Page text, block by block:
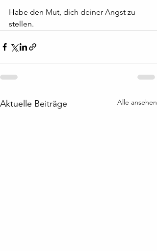
Habe den Mut, dich deiner Angst zu
stellen.
Aktuelle Beiträge Alle ansehen